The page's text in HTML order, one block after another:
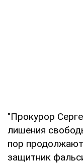
"Прокурор
лишения
пор
защитник